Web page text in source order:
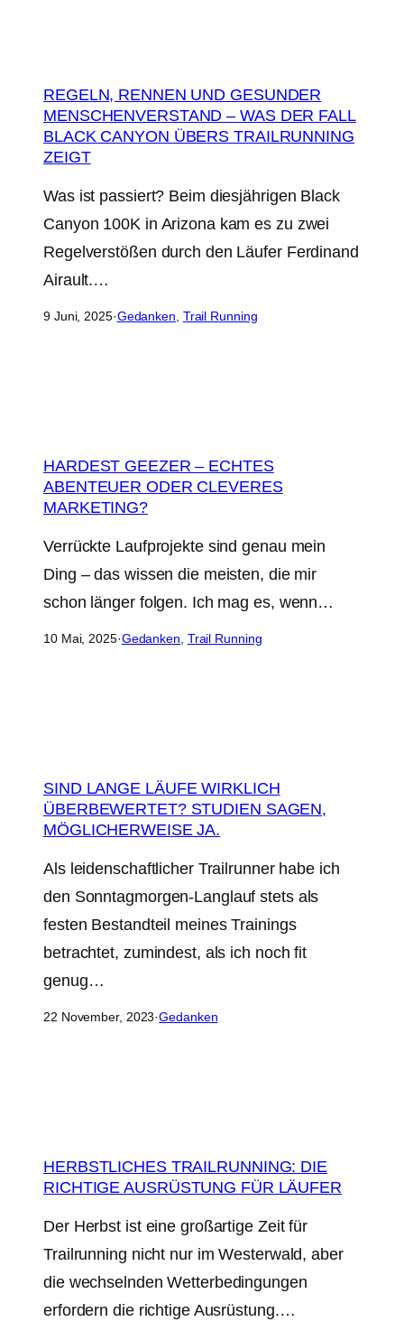
REGELN, RENNEN UND GESUNDER
MENSCHENVERSTAND – WAS DER FALL
BLACK CANYON ÜBERS TRAILRUNNING
ZEIGT
Was ist passiert? Beim diesjährigen Black
Canyon 100K in Arizona kam es zu zwei
Regelverstößen durch den Läufer Ferdinand
Airault.…
9 Juni, 2025·Gedanken Trail Running
HARDEST GEEZER – ECHTES
ABENTEUER ODER CLEVERES
MARKETING?
Verrückte Laufprojekte sind genau mein
Ding – das wissen die meisten, die mir
schon länger folgen. Ich mag es, wenn…
10 Mai, 2025·Gedanken Trail Running
SIND LANGE LÄUFE WIRKLICH
ÜBERBEWERTET? STUDIEN SAGEN,
MÖGLICHERWEISE JA.
Als leidenschaftlicher Trailrunner habe ich
den Sonntagmorgen-Langlauf stets als
festen Bestandteil meines Trainings
betrachtet, zumindest, als ich noch fit
genug…
22 November, 2023·Gedanken
HERBSTLICHES TRAILRUNNING: DIE
RICHTIGE AUSRÜSTUNG FÜR LÄUFER
Der Herbst ist eine großartige Zeit für
Trailrunning nicht nur im Westerwald, aber
die wechselnden Wetterbedingungen
erfordern die richtige Ausrüstung.…